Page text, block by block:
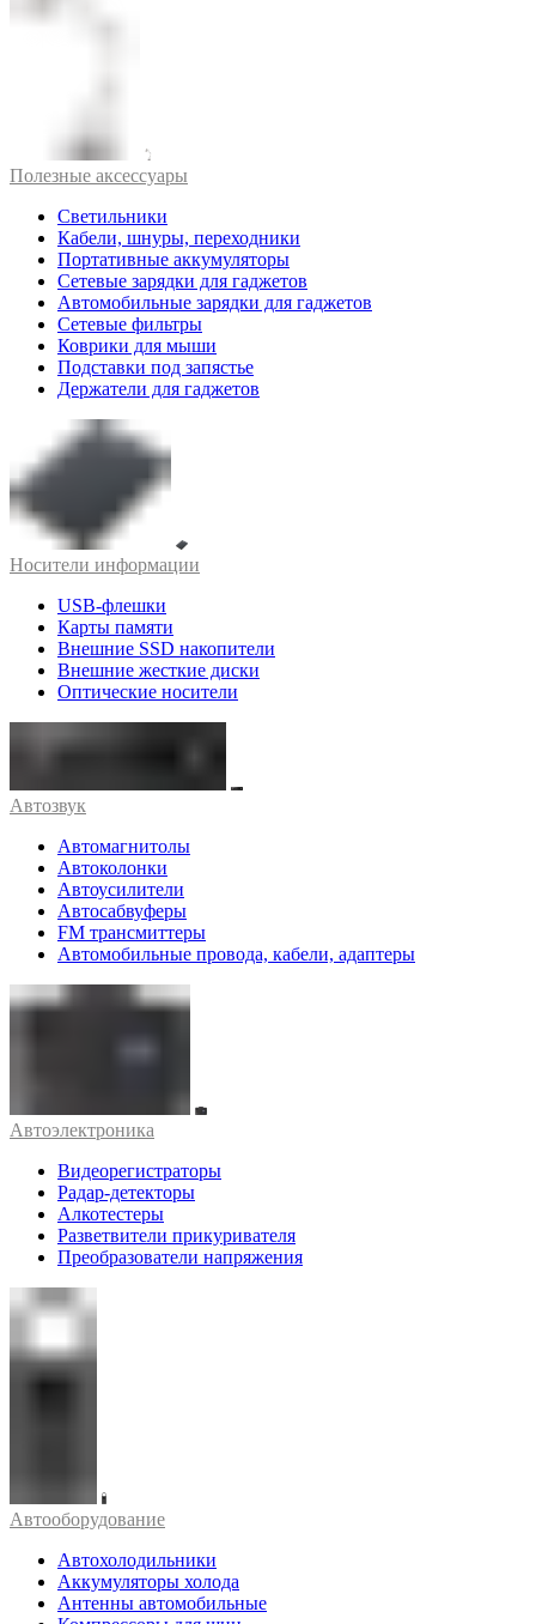
Полезные аксессуары
Светильники
Кабели, шнуры, переходники
Портативные аккумуляторы
Сетевые зарядки для гаджетов
Автомобильные зарядки для гаджетов
Сетевые фильтры
Коврики для мыши
Подставки под запястье
Держатели для гаджетов
Носители информации
USB-флешки
Карты памяти
Внешние SSD накопители
Внешние жесткие диски
Оптические носители
Автозвук
Автомагнитолы
Автоколонки
Автоусилители
Автосабвуферы
FM трансмиттеры
Автомобильные провода, кабели, адаптеры
Автоэлектроника
Видеорегистраторы
Радар-детекторы
Алкотестеры
Разветвители прикуривателя
Преобразователи напряжения
Автооборудование
Автохолодильники
Аккумуляторы холода
Антенны автомобильные